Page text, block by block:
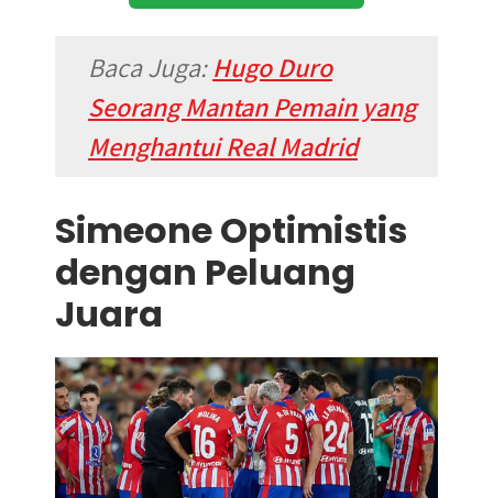
Baca Juga:Hugo Duro
Seorang Mantan Pemain yang
Menghantui Real Madrid
Simeone Optimistis
dengan Peluang
Juara